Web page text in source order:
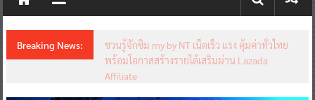
New
Breaking News:
ชวนรู้จักซิม my by NT เน็ตเร็ว แรง คุ้มค่าทั่วไทย
พร้อมโอกาสสร้างรายได้เสริมผ่าน Lazada
Affiliate